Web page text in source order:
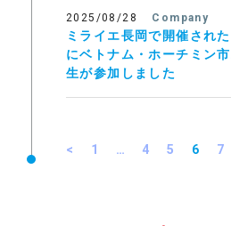
2025/08/28 Company
ミライエ長岡で開催され
にベトナム・ホーチミン
生が参加しました
< 1 … 4 5 6 7